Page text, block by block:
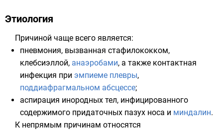
Этиология
Причиной чаще всего является:
пневмония, вызванная стафилококком,
клебсиэллой, анаэробами, а также контактная
инфекция при эмпиеме плевры,
поддиафрагмальном абсцессе;
аспирация инородных тел, инфицированного
содержимого придаточных пазух носа и миндалин.
К непрямым причинам относятся